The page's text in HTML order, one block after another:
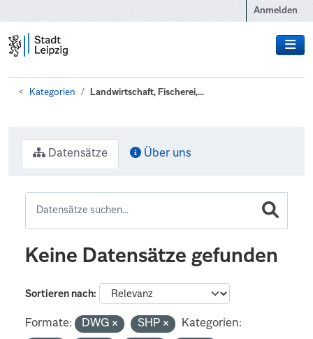
Anmelden
Kategorien Landwirtschaft, Fischerei,...
Datensätze Über uns
Keine Datensätze gefunden
Sortieren nach
Formate: DWG SHP
Kategorien: